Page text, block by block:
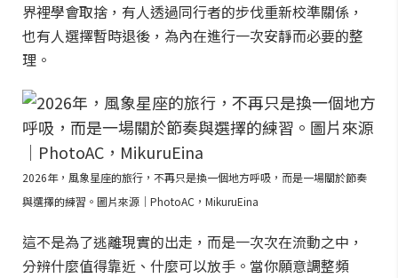
界裡學會取捨，有人透過同行者的步伐重新校準關係，
也有人選擇暫時退後，為內在進行一次安靜而必要的整
理。
2026年，風象星座的旅行，不再只是換一個地方呼吸，而是一場關於節奏
與選擇的練習。圖片來源｜PhotoAC，MikuruEina
這不是為了逃離現實的出走，而是一次次在流動之中，
分辨什麼值得靠近、什麼可以放手。當你願意調整頻